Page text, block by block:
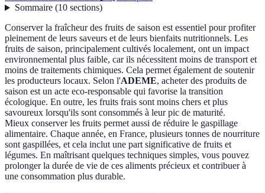
Sommaire(10 sections)
Conserver la fraîcheur des fruits de saison est essentiel pour profiter
pleinement de leurs saveurs et de leurs bienfaits nutritionnels. Les
fruits de saison, principalement cultivés localement, ont un impact
environnemental plus faible, car ils nécessitent moins de transport et
moins de traitements chimiques. Cela permet également de soutenir
les producteurs locaux. Selon l'ADEME, acheter des produits de
saison est un acte eco-responsable qui favorise la transition
écologique. En outre, les fruits frais sont moins chers et plus
savoureux lorsqu'ils sont consommés à leur pic de maturité.
Mieux conserver les fruits permet aussi de réduire le gaspillage
alimentaire. Chaque année, en France, plusieurs tonnes de nourriture
sont gaspillées, et cela inclut une part significative de fruits et
légumes. En maîtrisant quelques techniques simples, vous pouvez
prolonger la durée de vie de ces aliments précieux et contribuer à
une consommation plus durable.